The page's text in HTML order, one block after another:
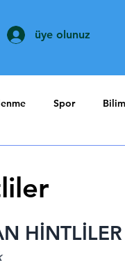
üye olunuz
Spor Bilim
HİNTLİLER